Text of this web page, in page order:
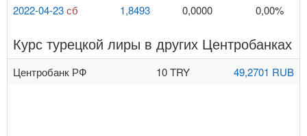
2022-04-23сб 1,8493 0,0000 0,00%
Курс турецкой лиры в других Центробанках
Центробанк РФ 10 TRY 49,2701 RUB